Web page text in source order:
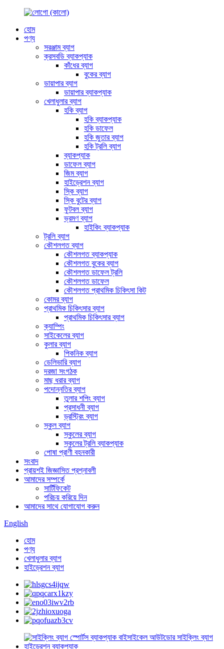
হোম
পণ্য
সরঞ্জাম ব্যাগ
ক্রসবডি ব্যাকপ্যাক
কাঁধের ব্যাগ
বুকের ব্যাগ
ডায়াপার ব্যাগ
ডায়াপার ব্যাকপ্যাক
খেলাধুলার ব্যাগ
হকি ব্যাগ
হকি ব্যাকপ্যাক
হকি ডাফেল
হকি জুতার ব্যাগ
হকি ট্রলি ব্যাগ
ব্যাকপ্যাক
ডাফেল ব্যাগ
জিম ব্যাগ
হাইড্রেশন ব্যাগ
স্কি ব্যাগ
স্কি বুটের ব্যাগ
ফুটবল ব্যাগ
ভ্রমণ ব্যাগ
হাইকিং ব্যাকপ্যাক
ট্রলি ব্যাগ
কৌশলগত ব্যাগ
কৌশলগত ব্যাকপ্যাক
কৌশলগত বুকের ব্যাগ
কৌশলগত ডাফেল ট্রলি
কৌশলগত ডাফেল
কৌশলগত প্রাথমিক চিকিৎসা কিট
কোমর ব্যাগ
প্রাথমিক চিকিৎসার ব্যাগ
প্রাথমিক চিকিৎসার ব্যাগ
ক্যাম্পিং
সাইকেলের ব্যাগ
কুলার ব্যাগ
পিকনিক ব্যাগ
ডেলিভারি ব্যাগ
দরজা সংগঠক
মাছ ধরার ব্যাগ
পদোন্নতির ব্যাগ
তুলার শপিং ব্যাগ
প্রসাধনী ব্যাগ
ড্রস্ট্রিং ব্যাগ
স্কুল ব্যাগ
স্কুলের ব্যাগ
স্কুলের ট্রলি ব্যাকপ্যাক
পোষা প্রাণী বহনকারী
সংবাদ
প্রায়শই জিজ্ঞাসিত প্রশ্নাবলী
আমাদের সম্পর্কে
সার্টিফিকেট
পরিচয় করিয়ে দিন
আমাদের সাথে যোগাযোগ করুন
English
হোম
পণ্য
খেলাধুলার ব্যাগ
হাইড্রেশন ব্যাগ